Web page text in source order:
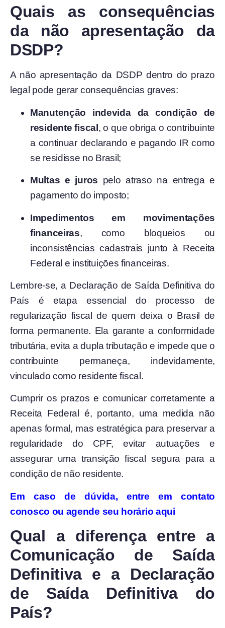
Quais as consequências
da não apresentação da
DSDP?
A não apresentação da DSDP dentro do prazo
legal pode gerar consequências graves:
Manutenção indevida da condição de
residente fiscal, o que obriga o contribuinte
a continuar declarando e pagando IR como
se residisse no Brasil;
Multas e juros pelo atraso na entrega e
pagamento do imposto;
Impedimentos em movimentações
financeiras, como bloqueios ou
inconsistências cadastrais junto à Receita
Federal e instituições financeiras.
Lembre-se, a Declaração de Saída Definitiva do
País é etapa essencial do processo de
regularização fiscal de quem deixa o Brasil de
forma permanente. Ela garante a conformidade
tributária, evita a dupla tributação e impede que o
contribuinte permaneça, indevidamente,
vinculado como residente fiscal.
Cumprir os prazos e comunicar corretamente a
Receita Federal é, portanto, uma medida não
apenas formal, mas estratégica para preservar a
regularidade do CPF, evitar autuações e
assegurar uma transição fiscal segura para a
condição de não residente.
Em caso de dúvida, entre em contato
conosco ou agende seu horário aqui
Qual a diferença entre a
Comunicação de Saída
Definitiva e a Declaração
de Saída Definitiva do
País?